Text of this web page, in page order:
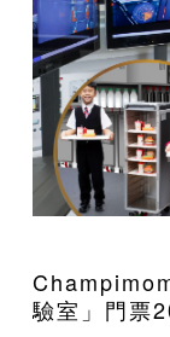
驗室」門票